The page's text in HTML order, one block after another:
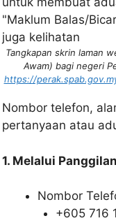
Tangkapan skrin laman
Awam) bagi negeri
https://
Nombor telefon,
pertanyaan atau
1. Melalui
Nombor
+605 716